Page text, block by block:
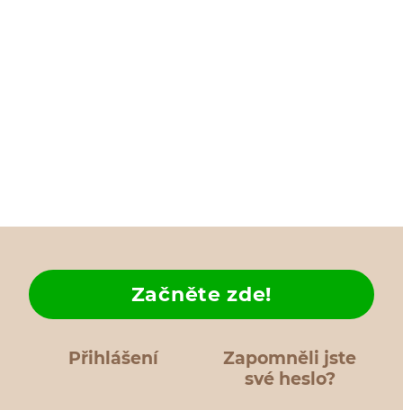
Přihlášení
Zapomněli jste
své heslo?
Začněte zde!